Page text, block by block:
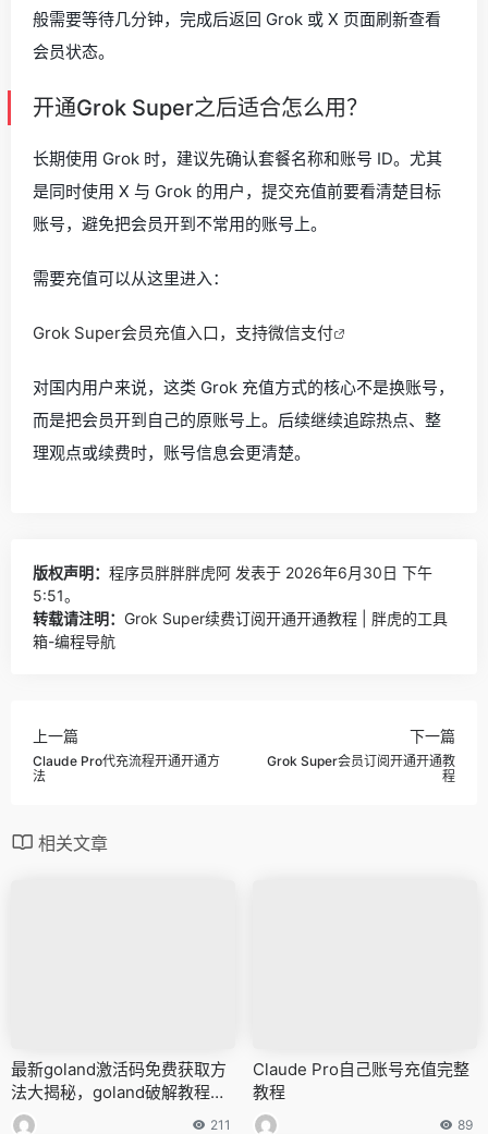
般需要等待几分钟，完成后返回 Grok 或 X 页面刷新查看
会员状态。
开通Grok Super之后适合怎么用？
长期使用 Grok 时，建议先确认套餐名称和账号 ID。尤其
是同时使用 X 与 Grok 的用户，提交充值前要看清楚目标
账号，避免把会员开到不常用的账号上。
需要充值可以从这里进入：
Grok Super会员充值入口，支持微信支付
对国内用户来说，这类 Grok 充值方式的核心不是换账号，
而是把会员开到自己的原账号上。后续继续追踪热点、整
理观点或续费时，账号信息会更清楚。
版权声明： 程序员胖胖胖虎阿 发表于 2026年6月30日 下午
5:51。
转载请注明： Grok Super续费订阅开通开通教程 | 胖虎的工具
箱-编程导航
上一篇
Claude Pro代充流程开通开通方
法
下一篇
Grok Super会员订阅开通开通教
程
相关文章
最新goland激活码免费获取方
法大揭秘，goland破解教程全
流程
211
Claude Pro自己账号充值完整
教程
89